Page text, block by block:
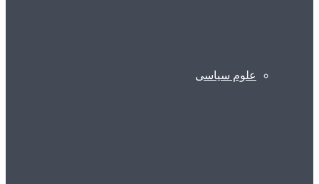
علوم سیاسی